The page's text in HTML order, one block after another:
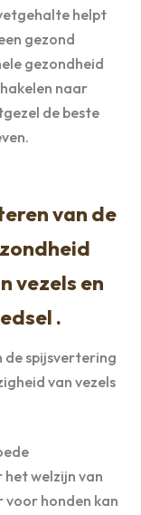
helpt
gezond
gezondheid
naar
de beste
van de
vezels en
.
de spijsvertering
van vezels
welzijn van
voor honden kan